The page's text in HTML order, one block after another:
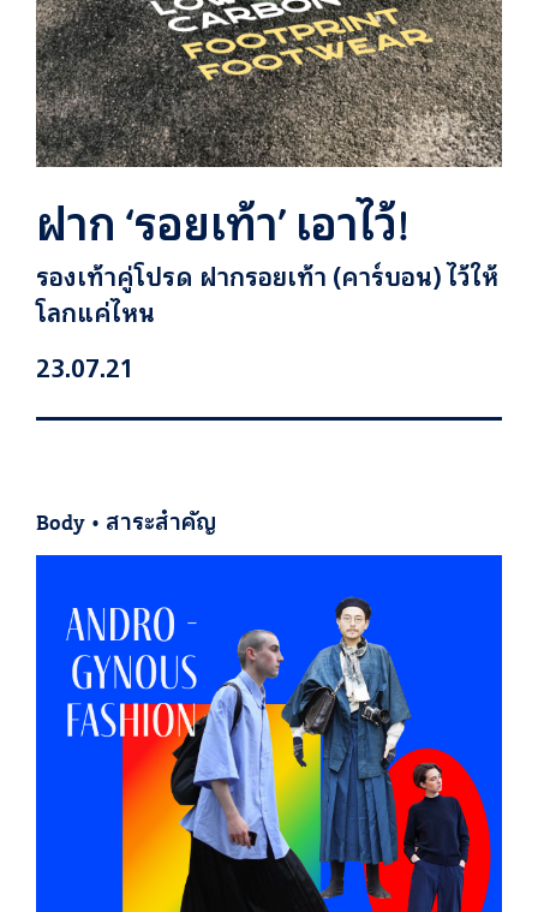
ฝาก ‘รอยเท้า’ เอาไว้!
รองเท้าคู่โปรด ฝากรอยเท้า (คาร์บอน) ไว้ให้
โลกแค่ไหน
23.07.21
Body • สาระสำคัญ